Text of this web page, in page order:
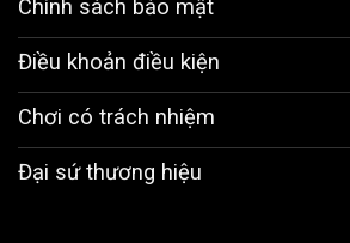
Chính sách bảo mật
Điều khoản điều kiện
Chơi có trách nhiệm
Đại sứ thương hiệu